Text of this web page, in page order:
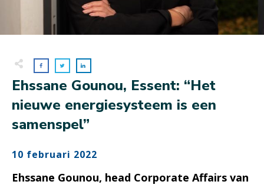
Ehssane Gounou, Essent: “Het
nieuwe energiesysteem is een
samenspel”
10 februari 2022
Ehssane Gounou, head Corporate Affairs van